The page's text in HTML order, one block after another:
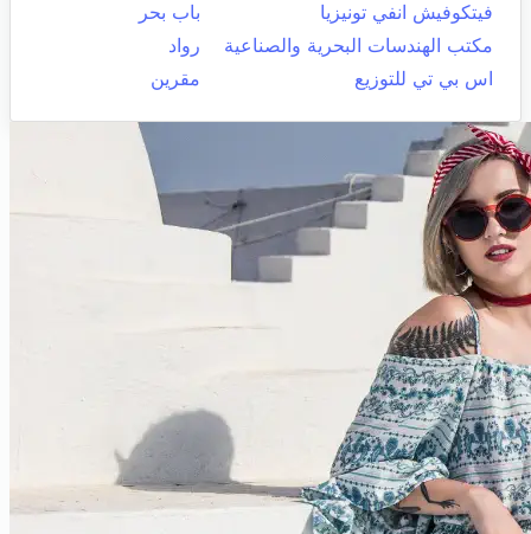
فيتكوفيش انفي تونيزيا
باب بحر
مكتب الهندسات البحرية والصناعية
رواد
اس بي تي للتوزيع
مقرين